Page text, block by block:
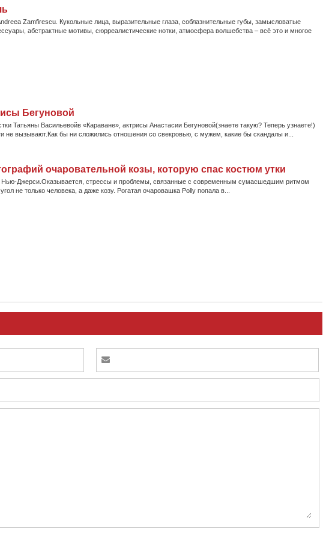
Zamfirescu. Кукольные лица, выразительные глаза, соблазнительные губы, замысловатые
абстрактные мотивы, сюрреалистические нотки, атмосфера волшебства – всё это и многое
Бегуновой
Татьяны Васильевойв «Караване», актрисы Анастасии Бегуновой(знаете такую? Теперь узнаете!)
не вызывают.Как бы ни сложились отношения со свекровью, с мужем, какие бы скандалы и...
очаровательной козы, которую спас костюм утки
Нью-Джерси.Оказывается, стрессы и проблемы, связанные с современным сумасшедшим ритмом
не только человека, а даже козу. Рогатая очаровашка Polly попала в...